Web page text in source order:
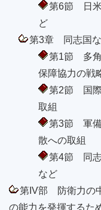
第6節 日米
ど
第3章 同志国
第1節 多角
保障協力の戦
第2節 国際
取組
第3節 軍備
散への取組
第4節 同志
など
第IV部 防衛力の
の能力を発揮するた